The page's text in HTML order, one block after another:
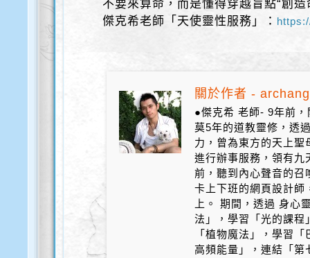
不要來算命，而是懂得穿越盲點“創造
傑克希老師「天使靈性服務」：
關於作者 -
●傑克希 老師- 9年前
莫5年的道教靈修，透
力，曾為東方的天上
進行辦事服務，領有
前，聽到內心聲音的召
卡上下班的網頁設計師
上。 期間，透過 身心
法」，學習「光的課程
「植物魔法」，學習
高頻能量」，連結「第